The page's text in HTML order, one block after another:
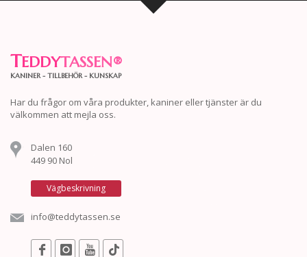
TEDDYTASSEN®
KANINER - TILLBEHÖR - KUNSKAP
Har du frågor om våra produkter, kaniner eller tjänster är du
välkommen att mejla oss.
Dalen 160
449 90 Nol
Vägbeskrivning
info@teddytassen.se